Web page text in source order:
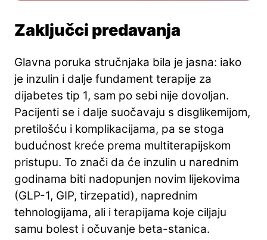
Zaključci predavanja
Glavna poruka stručnjaka bila je jasna: iako
je inzulin i dalje fundament terapije za
dijabetes tip 1, sam po sebi nije dovoljan.
Pacijenti se i dalje suočavaju s disglikemijom,
pretilošću i komplikacijama, pa se stoga
budućnost kreće prema multiterapijskom
pristupu. To znači da će inzulin u narednim
godinama biti nadopunjen novim lijekovima
(GLP-1, GIP, tirzepatid), naprednim
tehnologijama, ali i terapijama koje ciljaju
samu bolest i očuvanje beta-stanica.